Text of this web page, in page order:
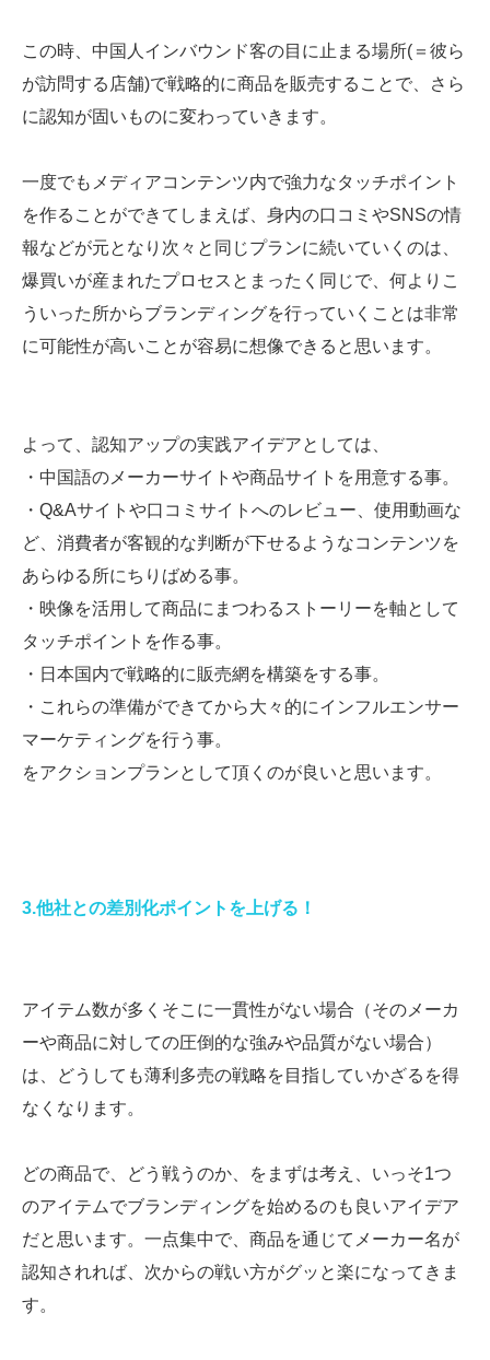
この時、中国人インバウンド客の目に止まる場所(＝彼ら
が訪問する店舗)で戦略的に商品を販売することで、さら
に認知が固いものに変わっていきます。
一度でもメディアコンテンツ内で強力なタッチポイント
を作ることができてしまえば、身内の口コミやSNSの情
報などが元となり次々と同じプランに続いていくのは、
爆買いが産まれたプロセスとまったく同じで、何よりこ
ういった所からブランディングを行っていくことは非常
に可能性が高いことが容易に想像できると思います。
よって、認知アップの実践アイデアとしては、
・中国語のメーカーサイトや商品サイトを用意する事。
・Q&Aサイトや口コミサイトへのレビュー、使用動画な
ど、消費者が客観的な判断が下せるようなコンテンツを
あらゆる所にちりばめる事。
・映像を活用して商品にまつわるストーリーを軸として
タッチポイントを作る事。
・日本国内で戦略的に販売網を構築をする事。
・これらの準備ができてから大々的にインフルエンサー
マーケティングを行う事。
をアクションプランとして頂くのが良いと思います。
3.他社との差別化ポイントを上げる！
アイテム数が多くそこに一貫性がない場合（そのメーカ
ーや商品に対しての圧倒的な強みや品質がない場合）
は、どうしても薄利多売の戦略を目指していかざるを得
なくなります。
どの商品で、どう戦うのか、をまずは考え、いっそ1つ
のアイテムでブランディングを始めるのも良いアイデア
だと思います。一点集中で、商品を通じてメーカー名が
認知されれば、次からの戦い方がグッと楽になってきま
す。